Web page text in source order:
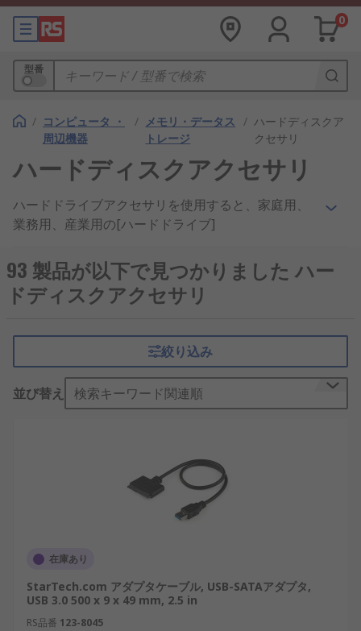
0
型番
/ コンピュータ ・
周辺機器
/ メモリ・データス
トレージ
/ ハードディスクア
クセサリ
ハードディスクアクセサリ
ハードドライブアクセサリを使用すると、家庭用、
業務用、産業用の[ハードドライブ]
memory/internal-hard-drives/?sra=p"
""/web/c/computing-peripherals/data-storage-
memory/internal-hard-drives/?sra=p"")のパフォ
ータ、ドッキングステーション、マウントブラケッ
ト、デュプリケータがなどあります。
ハードドライブアクセサリの機能
ライブアクセサリが提供されています。たとえば、
コンバータやコントローラカードがあります。コン
バータを使用すると、システムのパフォーマンスを
ると、高速ストレージを利用し、バックアップとア
ーカイブを簡単に行うことができます。
適切なハードドライブアクセサリの選択
93 製品が以下で見つかりました ハー
ドディスクアクセサリ
絞り込み
並び替え 検索キーワード関連順
在庫あり
StarTech.com アダプタケーブル, USB-SATAアダプタ,
USB 3.0 500 x 9 x 49 mm, 2.5 in
RS品番 123-8045